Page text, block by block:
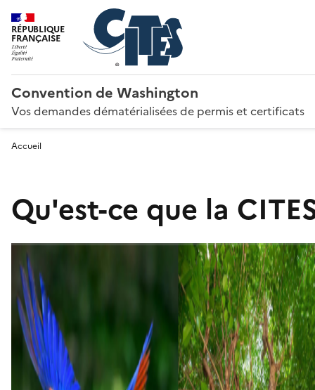
RÉPUBLIQUE
FRANÇAISE
Convention de Washington
Vos demandes dématérialisées de permis et certificats
Accueil
Qu'est-ce que la